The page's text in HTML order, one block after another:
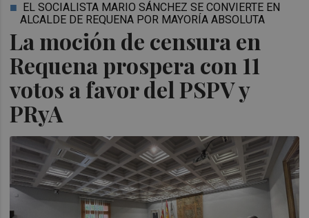
La moción de censura en
Requena prospera con 11
votos a favor del PSPV y
PRyA
EL SOCIALISTA MARIO SÁNCHEZ SE CONVIERTE EN
ALCALDE DE REQUENA POR MAYORÍA ABSOLUTA